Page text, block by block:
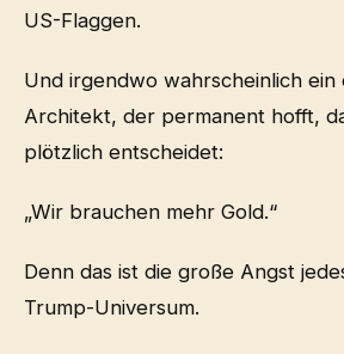
US-Flaggen.
Und irgendwo wahrscheinlich
Architekt, der permanent hofft,
plötzlich entscheidet:
„Wir brauchen mehr Gold.“
Denn das ist die große Angst
Trump-Universum.